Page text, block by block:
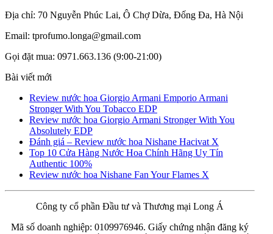
Địa chỉ: 70 Nguyễn Phúc Lai, Ô Chợ Dừa, Đống Đa, Hà Nội
Email: tprofumo.longa@gmail.com
Gọi đặt mua: 0971.663.136 (9:00-21:00)
Bài viết mới
Review nước hoa Giorgio Armani Emporio Armani
Stronger With You Tobacco EDP
Review nước hoa Giorgio Armani Stronger With You
Absolutely EDP
Đánh giá – Review nước hoa Nishane Hacivat X
Top 10 Cửa Hàng Nước Hoa Chính Hãng Uy Tín
Authentic 100%
Review nước hoa Nishane Fan Your Flames X
Công ty cổ phần Đầu tư và Thương mại Long Á
Mã số doanh nghiệp: 0109976946. Giấy chứng nhận đăng ký